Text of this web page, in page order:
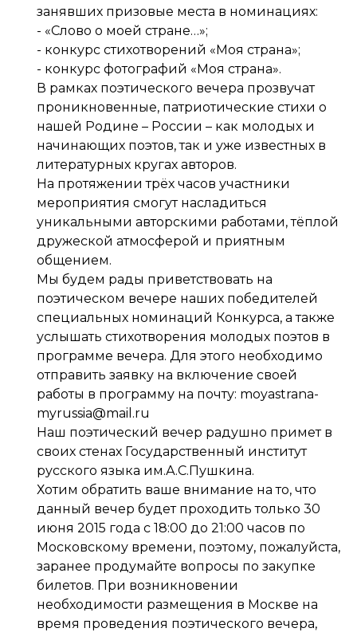
занявших призовые места в номинациях:
- «Слово о моей стране…»;
- конкурс стихотворений «Моя страна»;
- конкурс фотографий «Моя страна».
В рамках поэтического вечера прозвучат
проникновенные, патриотические стихи о
нашей Родине – России – как молодых и
начинающих поэтов, так и уже известных в
литературных кругах авторов.
На протяжении трёх часов участники
мероприятия смогут насладиться
уникальными авторскими работами, тёплой
дружеской атмосферой и приятным
общением.
Мы будем рады приветствовать на
поэтическом вечере наших победителей
специальных номинаций Конкурса, а также
услышать стихотворения молодых поэтов в
программе вечера. Для этого необходимо
отправить заявку на включение своей
работы в программу на почту: moyastrana-
myrussia@mail.ru
Наш поэтический вечер радушно примет в
своих стенах Государственный институт
русского языка им.А.С.Пушкина.
Хотим обратить ваше внимание на то, что
данный вечер будет проходить только 30
июня 2015 года с 18:00 до 21:00 часов по
Московскому времени, поэтому, пожалуйста,
заранее продумайте вопросы по закупке
билетов. При возникновении
необходимости размещения в Москве на
время проведения поэтического вечера,